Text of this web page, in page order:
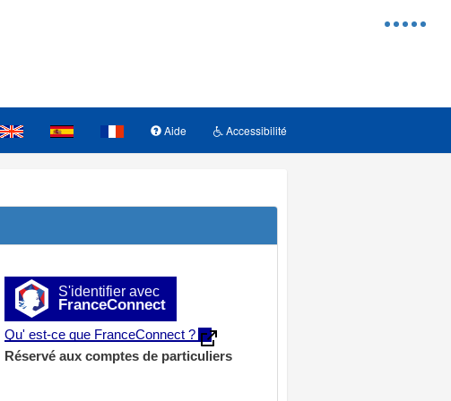
Menu
Aide Accessibilité
S'identifier avec
FranceConnect
Qu' est-ce que FranceConnect ?
Réservé aux comptes de particuliers